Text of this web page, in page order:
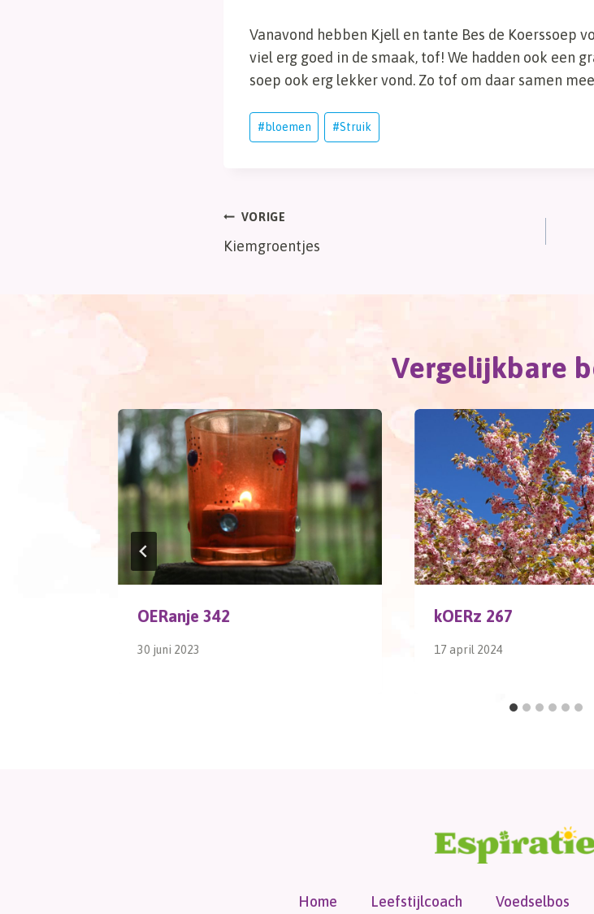
Vanavond hebben Kjell en tante Bes de Koerssoep
viel erg goed in de smaak, tof! We hadden ook een
soep ook erg lekker vond. Zo tof om daar samen
Bericht
tags:
# bloemen #Struik
Bericht
VORIGE
Kiemgroentjes
Vergelijkbare
OERanje 342
30 juni 2023
kOERz 267
17 april 2024
Home Leefstijlcoach Voedselbos